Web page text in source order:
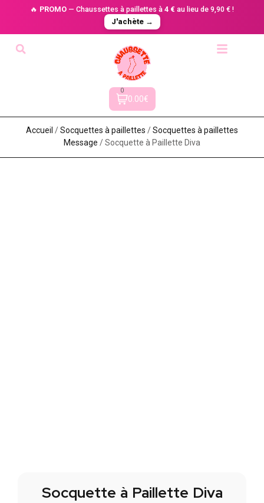
🔥 PROMO — Chaussettes à paillettes à 4 € au lieu de 9,90 € !
J'achète →
0
0.00€
Accueil /Socquettes à paillettes /Socquettes à paillettes
Message / Socquette à Paillette Diva
Socquette à Paillette Diva